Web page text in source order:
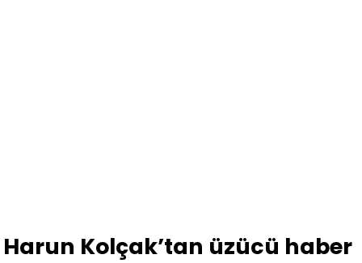
Harun Kolçak’tan üzücü haber